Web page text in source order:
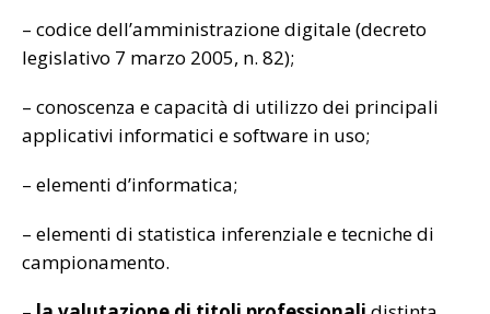
– codice dell’amministrazione digitale (decreto
legislativo 7 marzo 2005, n. 82);
– conoscenza e capacità di utilizzo dei principali
applicativi informatici e software in uso;
– elementi d’informatica;
– elementi di statistica inferenziale e tecniche di
campionamento.